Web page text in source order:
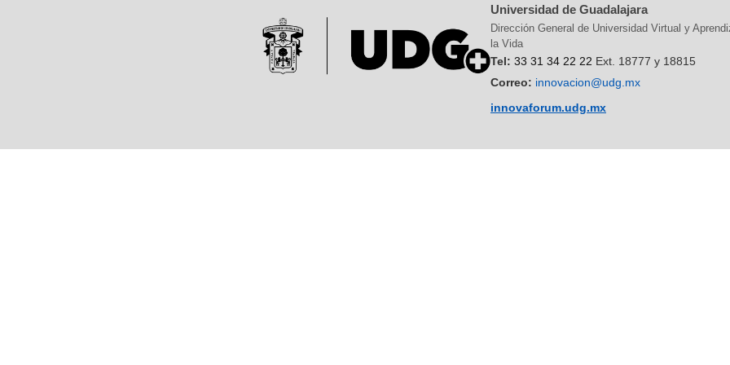
Universidad de Guadalajara
Dirección General de Universidad Virtual y
la Vida
Tel: 33 31 34 22 22 Ext. 18777 y 18815
Correo: innovacion@udg.mx
innovaforum.udg.mx